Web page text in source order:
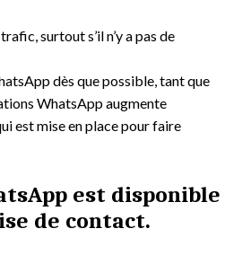
surtout s’il n’y a pas de
dès que possible, tant que
WhatsApp augmente
est mise en place pour faire
est disponible
de contact.